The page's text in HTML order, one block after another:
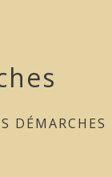
DÉMARCHES